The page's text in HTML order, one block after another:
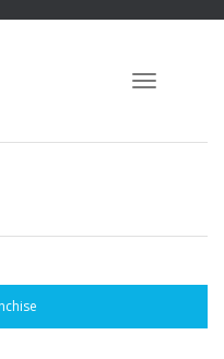
Toggle
Bodea